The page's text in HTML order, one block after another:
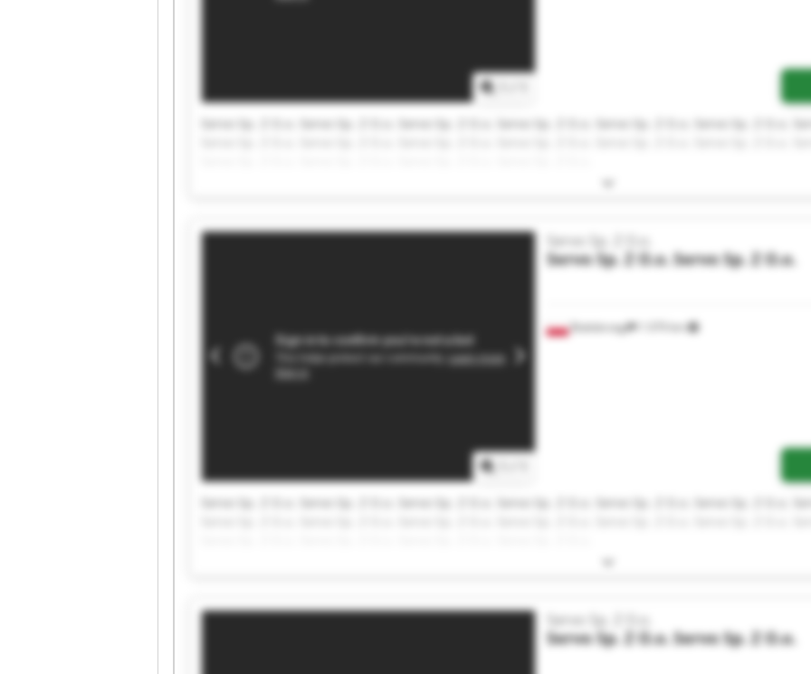
Servo Sp. Z O.o. Servo Sp. Z O.o. Servo Sp. Z O.o. Servo Sp. Z O.o. Servo Sp. Z O.o. Servo Sp. Z O.o.
Białobrzegi 1 079 km
Servo Sp. Z O.o.
Servo Sp. Z O.o.Servo Sp. Z O.o.
Servo Sp. Z O.o. Servo Sp. Z O.o. Servo Sp. Z O.o. Servo Sp. Z O.o. Servo Sp. Z O.o. Servo Sp. Z O.o.
Servo Sp. Z O.o.
Servo Sp. Z O.o.Servo Sp. Z O.o.